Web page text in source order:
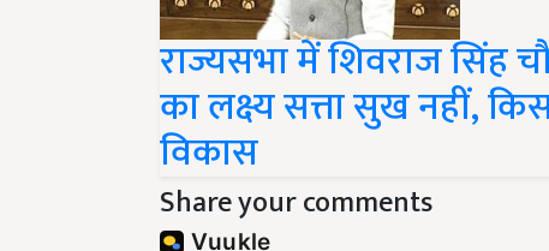
राज्यसभा में शिवराज सिंह
का लक्ष्य सत्ता सुख नहीं,
विकास
Share your comments